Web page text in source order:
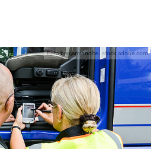
Foto:benjaminnolte - stock.adobe.com